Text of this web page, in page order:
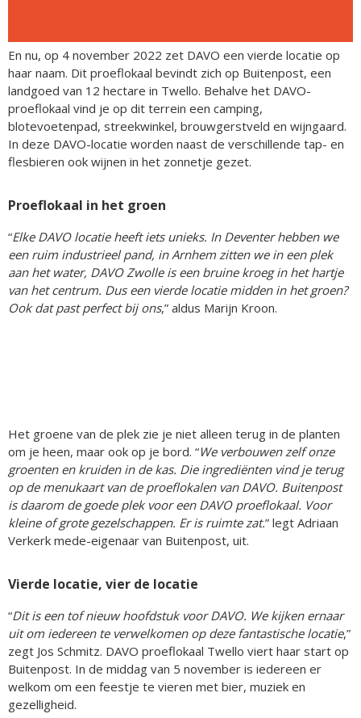
En nu, op 4 november 2022 zet DAVO een vierde locatie op
haar naam. Dit proeflokaal bevindt zich op Buitenpost, een
landgoed van 12 hectare in Twello. Behalve het DAVO-
proeflokaal vind je op dit terrein een camping,
blotevoetenpad, streekwinkel, brouwgerstveld en wijngaard.
In deze DAVO-locatie worden naast de verschillende tap- en
flesbieren ook wijnen in het zonnetje gezet.
Proeflokaal in het groen
“Elke DAVO locatie heeft iets unieks. In Deventer hebben we
een ruim industrieel pand, in Arnhem zitten we in een plek
aan het water, DAVO Zwolle is een bruine kroeg in het hartje
van het centrum. Dus een vierde locatie midden in het groen?
Ook dat past perfect bij ons,” aldus Marijn Kroon.
Het groene van de plek zie je niet alleen terug in de planten
om je heen, maar ook op je bord. “We verbouwen zelf onze
groenten en kruiden in de kas. Die ingrediënten vind je terug
op de menukaart van de proeflokalen van DAVO. Buitenpost
is daarom de goede plek voor een DAVO proeflokaal. Voor
kleine of grote gezelschappen. Er is ruimte zat.” legt Adriaan
Verkerk mede-eigenaar van Buitenpost, uit.
Vierde locatie, vier de locatie
“Dit is een tof nieuw hoofdstuk voor DAVO. We kijken ernaar
uit om iedereen te verwelkomen op deze fantastische locatie,”
zegt Jos Schmitz. DAVO proeflokaal Twello viert haar start op
Buitenpost. In de middag van 5 november is iedereen er
welkom om een feestje te vieren met bier, muziek en
gezelligheid.